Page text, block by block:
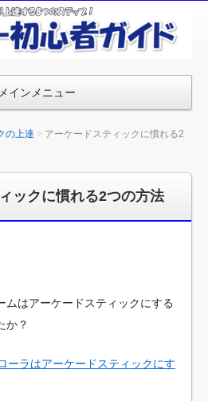
インメニュー
の上達
アーケードスティックに慣れる2
ックに慣れる2つの方法
ムはアーケードスティックにする
か？
ーラはアーケードスティックにす